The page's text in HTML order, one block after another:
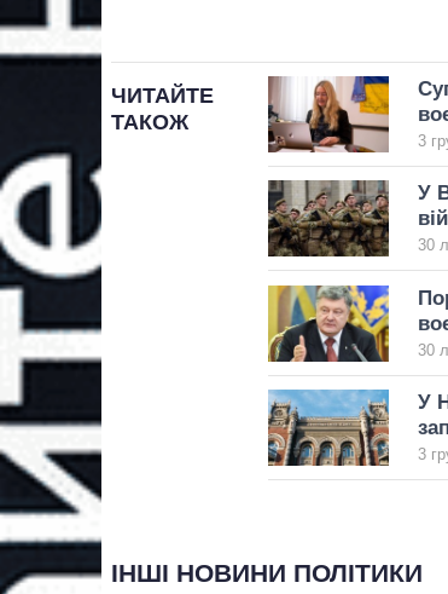
ЧИТАЙТЕ
ТАКОЖ
3
У
30
30
У
3
ІНШІ НОВИНИ ПОЛІТИКИ